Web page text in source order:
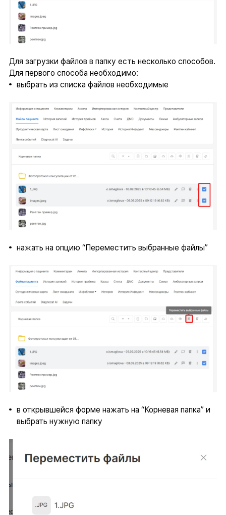
Для загрузки файлов в папку есть несколько способов.
Для первого способа необходимо:
выбрать из списка файлов необходимые
нажать на опцию “Переместить выбранные файлы”
в открывшейся форме нажать на “Корневая папка” и
выбрать нужную папку